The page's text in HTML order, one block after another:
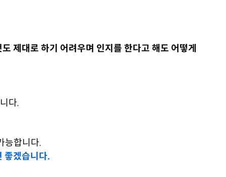
제대로 하기 어려우며 인지를 한다고 해도 어떻게
다.
능합니다.
좋겠습니다.